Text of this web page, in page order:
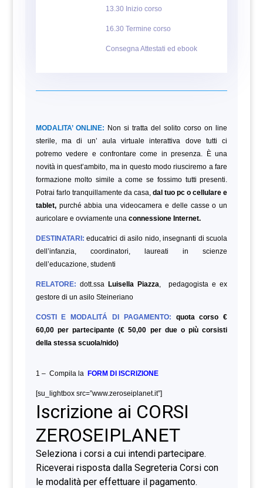
13.30 Inizio corso
16.30 Termine corso
Consegna Attestati ed ebook
MODALITA’ ONLINE: Non si tratta del solito corso on line
sterile, ma di un’ aula virtuale interattiva dove tutti ci
potremo vedere e confrontare come in presenza. È una
novità in quest’ambito, ma in questo modo riusciremo a fare
formazione molto simile a come se fossimo tutti presenti.
Potrai farlo tranquillamente da casa, dal tuo pc o cellulare e
tablet,purché abbia una videocamera e delle casse o un
auricolare e ovviamente una connessione Internet.
DESTINATARI: educatrici di asilo nido, insegnanti di scuola
dell’infanzia, coordinatori, laureati in scienze
dell’educazione, studenti
RELATORE: dott.ssa Luisella Piazza, pedagogista e ex
gestore di un asilo Steineriano
COSTI E MODALITÁ DI PAGAMENTO:
quota corso €
60,00 per partecipante (€ 50,00 per due o più corsisti
della stessa scuola/nido)
1 – Compila la FORM DI ISCRIZIONE
[su_lightbox src=”www.zeroseiplanet.it”]